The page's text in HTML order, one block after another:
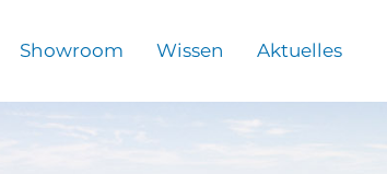
Showroom Wissen Aktuelles